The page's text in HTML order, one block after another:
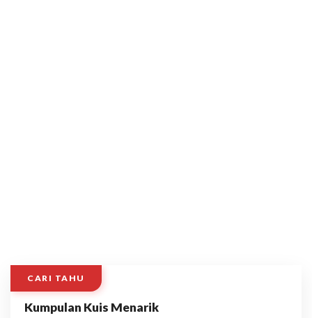
CARI TAHU
Kumpulan Kuis Menarik